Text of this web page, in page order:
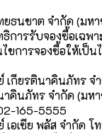
ยธนชาต จำกัด (มห
การรับจองซื้อเฉพ
ไขการจองซื้อให้เป็
กียรตินาคินภัทร จ
าคินภัทร จำกัด (มห
165-5555
อเซีย พลัส จำกัด